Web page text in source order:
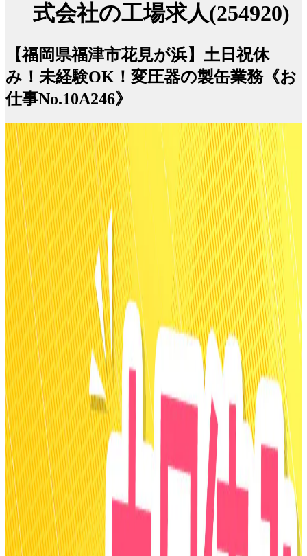
式会社の工場求人(254920)
【福岡県福津市花見が浜】土日祝休
み！未経験OK！変圧器の製缶業務《お
仕事No.10A246》